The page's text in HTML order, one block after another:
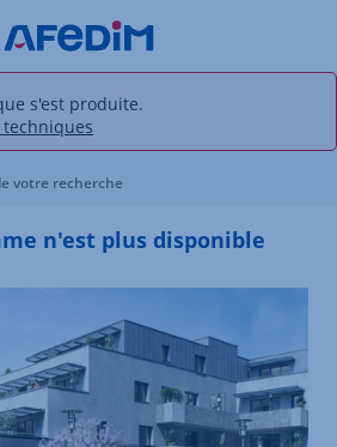
s'est produite.
votre recherche
n'est plus disponible